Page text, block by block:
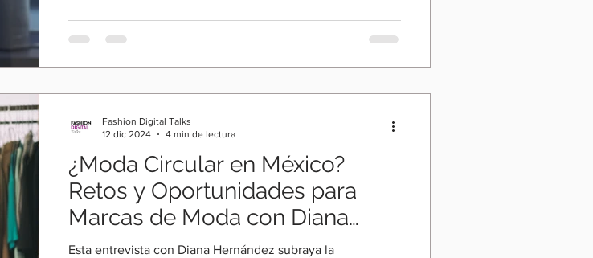
¿Moda Circular en México?
Retos y Oportunidades para
Marcas de Moda con Diana
Hernández
Esta entrevista con Diana Hernández subraya la
Fashion Digital Talks
12 dic 2024
4 min de lectura